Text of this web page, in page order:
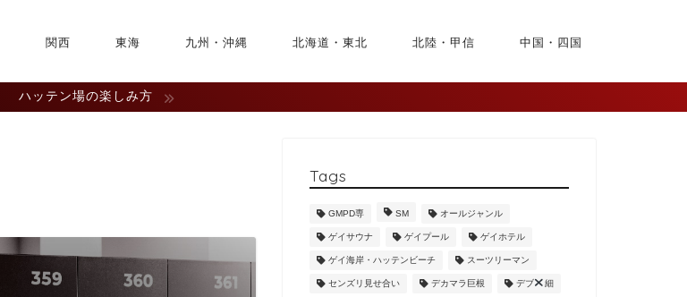
関西 東海 九州・沖縄 北海道・東北 北陸・甲信 中国・四国
ハッテン場の楽しみ方
Tags
GMPD専 SM オールジャンル
ゲイサウナ ゲイプール ゲイホテル
ゲイ海岸・ハッテンビーチ スーツリーマン
センズリ見せ合い デカマラ巨根 デブ 細